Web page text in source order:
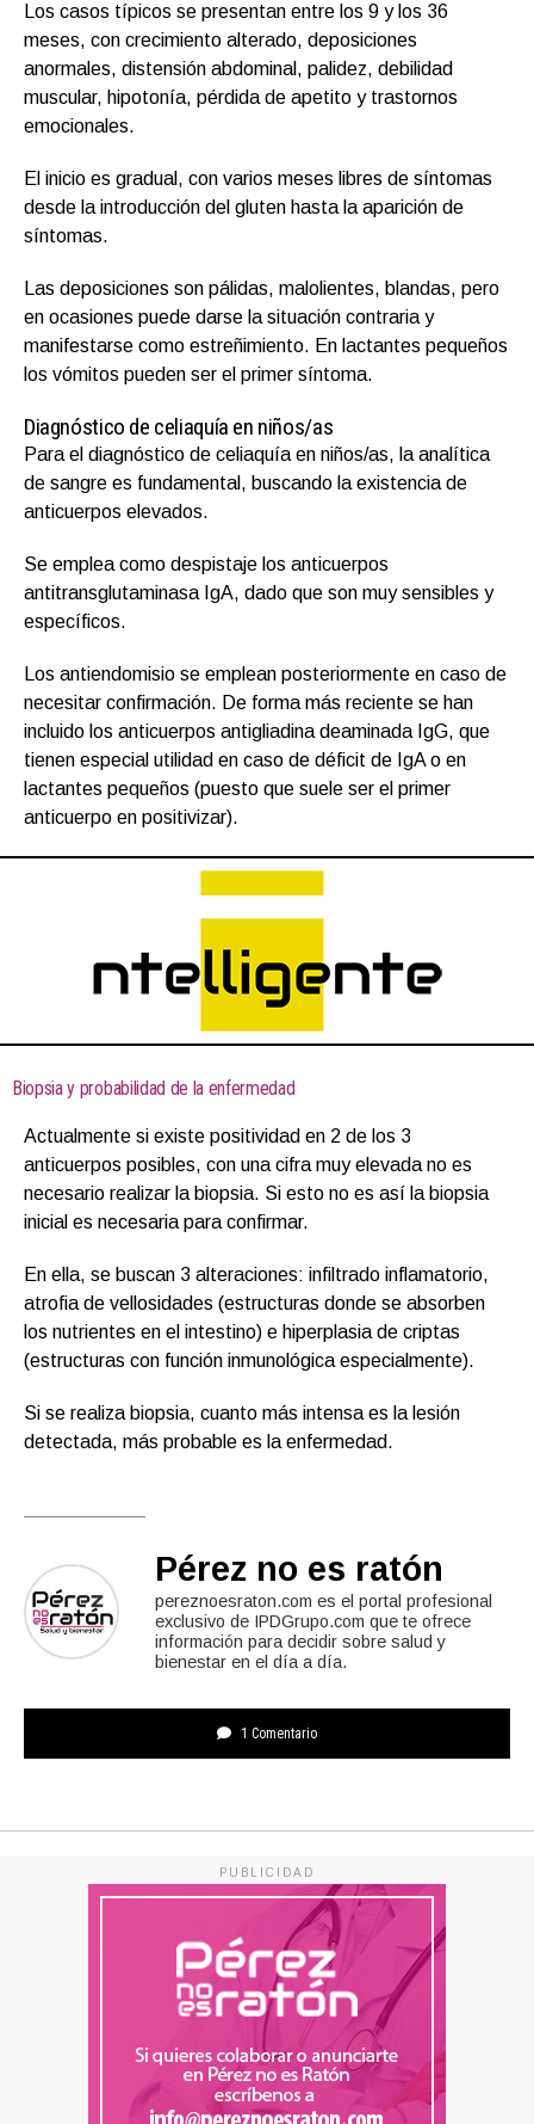
Los casos típicos se presentan entre los 9 y los 36
meses, con crecimiento alterado, deposiciones
anormales, distensión abdominal, palidez, debilidad
muscular, hipotonía, pérdida de apetito y trastornos
emocionales.
El inicio es gradual, con varios meses libres de síntomas
desde la introducción del gluten hasta la aparición de
síntomas.
Las deposiciones son pálidas, malolientes, blandas, pero
en ocasiones puede darse la situación contraria y
manifestarse como estreñimiento. En lactantes pequeños
los vómitos pueden ser el primer síntoma.
Diagnóstico de celiaquía en niños/as
Para el diagnóstico de celiaquía en niños/as, la analítica
de sangre es fundamental, buscando la existencia de
anticuerpos elevados.
Se emplea como despistaje los anticuerpos
antitransglutaminasa IgA, dado que son muy sensibles y
específicos.
Los antiendomisio se emplean posteriormente en caso de
necesitar confirmación. De forma más reciente se han
incluido los anticuerpos antigliadina deaminada IgG, que
tienen especial utilidad en caso de déficit de IgA o en
lactantes pequeños (puesto que suele ser el primer
anticuerpo en positivizar).
Biopsia y probabilidad de la enfermedad
Actualmente si existe positividad en 2 de los 3
anticuerpos posibles, con una cifra muy elevada no es
necesario realizar la biopsia. Si esto no es así la biopsia
inicial es necesaria para confirmar.
En ella, se buscan 3 alteraciones: infiltrado inflamatorio,
atrofia de vellosidades (estructuras donde se absorben
los nutrientes en el intestino) e hiperplasia de criptas
(estructuras con función inmunológica especialmente).
Si se realiza biopsia, cuanto más intensa es la lesión
detectada, más probable es la enfermedad.
Pérez no es ratón
pereznoesraton.com es el portal profesional
exclusivo de IPDGrupo.com que te ofrece
información para decidir sobre salud y
bienestar en el día a día.
1 Comentario
PUBLICIDAD